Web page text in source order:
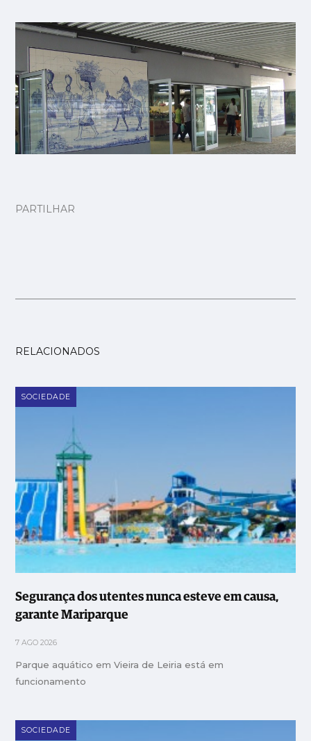
PARTILHAR
RELACIONADOS
SOCIEDADE
Segurança dos utentes nunca esteve em causa,
garante Mariparque
7 AGO 2026
Parque aquático em Vieira de Leiria está em
funcionamento
SOCIEDADE